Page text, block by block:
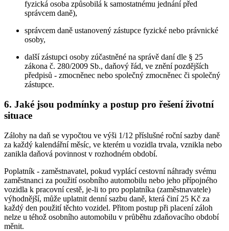
fyzická osoba způsobilá k samostatnému jednání před
správcem daně),
správcem daně ustanovený zástupce fyzické nebo právnické
osoby,
další zástupci osoby zúčastněné na správě daní dle § 25
zákona č. 280/2009 Sb., daňový řád, ve znění pozdějších
předpisů - zmocněnec nebo společný zmocněnec či společný
zástupce.
6. Jaké jsou podmínky a postup pro řešení životní
situace
Zálohy na daň se vypočtou ve výši 1/12 příslušné roční sazby daně
za každý kalendářní měsíc, ve kterém u vozidla trvala, vznikla nebo
zanikla daňová povinnost v rozhodném období.
Poplatník - zaměstnavatel, pokud vyplácí cestovní náhrady svému
zaměstnanci za použití osobního automobilu nebo jeho přípojného
vozidla k pracovní cestě, je-li to pro poplatníka (zaměstnavatele)
výhodnější, může uplatnit denní sazbu daně, která činí 25 Kč za
každý den použití těchto vozidel. Přitom postup při placení záloh
nelze u téhož osobního automobilu v průběhu zdaňovacího období
měnit.